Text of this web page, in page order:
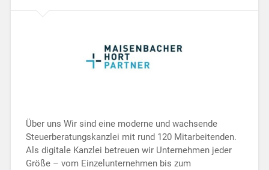
Über uns Wir sind eine moderne und wachsende
Steuerberatungskanzlei mit rund 120 Mitarbeitenden.
Als digitale Kanzlei betreuen wir Unternehmen jeder
Größe – vom Einzelunternehmen bis zum